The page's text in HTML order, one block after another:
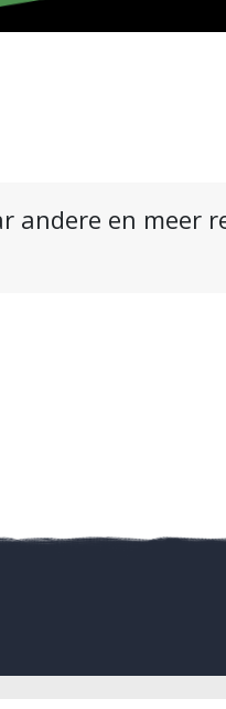
andere en meer